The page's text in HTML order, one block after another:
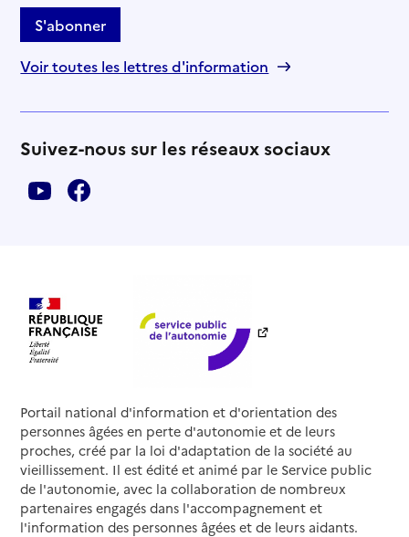
S'abonner
Voir toutes les lettres d'information
Suivez-nous sur les réseaux sociaux
Portail national d'information et d'orientation des
personnes âgées en perte d'autonomie et de leurs
proches, créé par la loi d'adaptation de la société au
vieillissement. Il est édité et animé par le Service public
de l'autonomie, avec la collaboration de nombreux
partenaires engagés dans l'accompagnement et
l'information des personnes âgées et de leurs aidants.